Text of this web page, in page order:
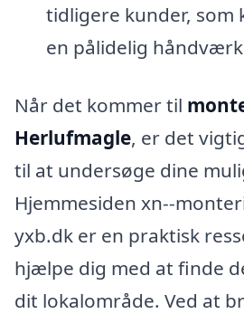
tidligere kunder, som
en pålidelig
Når det kommer til
Herlufmagle, er det
til at undersøge dine
Hjemmesiden xn--
yxb.dk er en praktisk
hjælpe dig med at finde
dit lokalområde. Ved at